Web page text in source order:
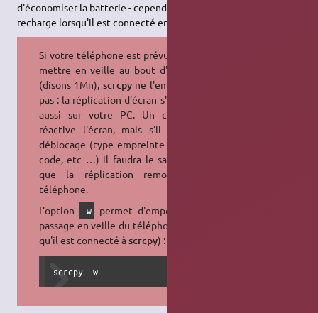
d'économiser la batterie - cependant un smartphone se
recharge lorsqu'il est connecté en
Si votre téléphone est prévu pour se
mettre en veille au bout d'un délai
(disons 1Mn), scrcpyne l'empêchera
pas : la réplication d'écran s'éteindra
aussi sur votre PC. Un clic
réactive l'écran, mais s'il faut un
déblocage (type empreinte digitale,
code, etc …) il faudra le saisir pour
que la réplication remontre le
téléphone.
L'option
-w
permet d'empêcher le
passage en veille du téléphone (tant
qu'il est connecté àscrcpy) :
scrcpy -w